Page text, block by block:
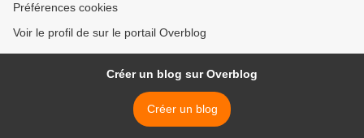
Préférences cookies
Voir le profil de sur le portail Overblog
Créer un blog sur Overblog
Créer un blog